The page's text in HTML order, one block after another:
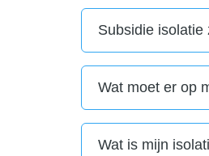
Subsidie isolatie
Wat moet er op
Wat is mijn